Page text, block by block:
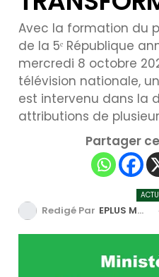
Avec la formation du
de la 5ᵉ République
mercredi 8 octobre
télévision nationale,
est intervenu dans la
attributions de
Partager
Redigé Par EPLUS MEDIA TV